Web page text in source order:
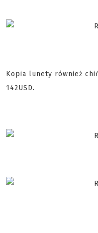
Kopia lunety również
142USD.